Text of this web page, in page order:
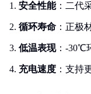
安全性能：二代
循环寿命 ：正极
低温表现：-30℃
充电速度 ：支持